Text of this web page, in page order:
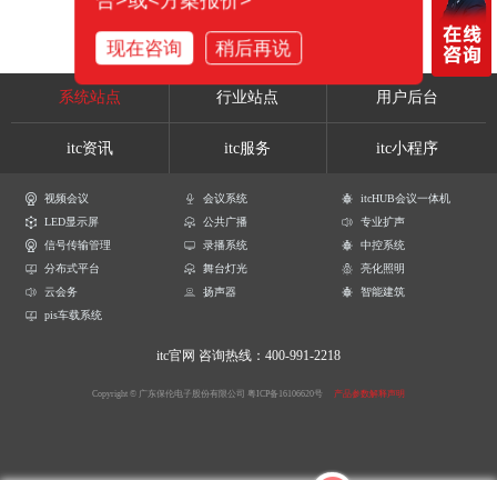
系统站点 行业站点 用户后台
itc资讯 itc服务 itc小程序
视频会议 会议系统
itcHUB会议一体机
LED显示屏
公共广播
专业扩声
信号传输管理
录播系统
中控系统
分布式平台
舞台灯光
亮化照明
云会务
扬声器
智能建筑
pis车载系统
itc官网 咨询热线：400-991-2218
Copyright © 广东保伦电子股份有限公司 粤ICP备16106620号 产品参数解释声明
现在咨询 稍后再说